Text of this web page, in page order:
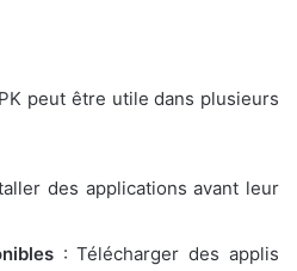
peut être utile dans plusieurs
des applications avant leur
: Télécharger des applis